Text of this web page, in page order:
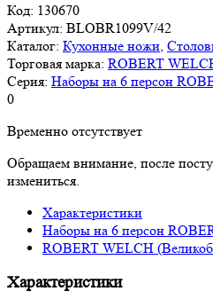
Код: 130670
Артикул: BLOBR1099V/42
Каталог: Кухонные ножи
Торговая марка: ROBERT
Серия: Наборы на 6 персон
0
Временно отсутствует
Обращаем внимание, после
измениться.
Характеристики
Наборы на 6 персон
ROBERT WELCH
Характеристики